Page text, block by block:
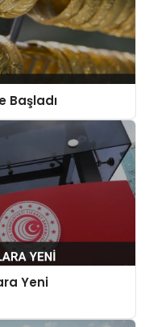
Başladı
Yeni